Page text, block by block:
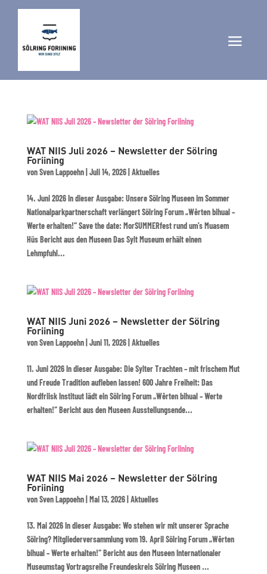
WAT NIIS Juli 2026 – Newsletter der Sölring
Foriining
vonSven Lappoehn| Juli 14, 2026| Aktuelles
14. Juni 2026 In dieser Ausgabe: Unsere Sölring Museen im Sommer
Nationalparkpartnerschaft verlängert Sölring Forum „Wērten bihual –
Werte erhalten!“ Save the date: MorSUMMERfest rund um’s Muasem
Hüs Bericht aus den Museen Das Sylt Museum erhält einen
Lehmpfuhl...
WAT NIIS Juni 2026 – Newsletter der Sölring
Foriining
vonSven Lappoehn| Juni 11, 2026| Aktuelles
11. Juni 2026 In dieser Ausgabe: Die Sylter Trachten – mit frischem Mut
und Freude Tradition aufleben lassen! 600 Jahre Freiheit: Das
Nordfriisk Instituut lädt ein Sölring Forum „Wērten bihual – Werte
erhalten!“ Bericht aus den Museen Ausstellungsende...
WAT NIIS Mai 2026 – Newsletter der Sölring
Foriining
vonSven Lappoehn| Mai 13, 2026| Aktuelles
13. Mai 2026 In dieser Ausgabe: Wo stehen wir mit unserer Sprache
Sölring? Mitgliederversammlung vom 19. April Sölring Forum „Wērten
bihual – Werte erhalten!“ Bericht aus den Museen Internationaler
Museumstag Vortragsreihe Freundeskreis Sölring Museen ...